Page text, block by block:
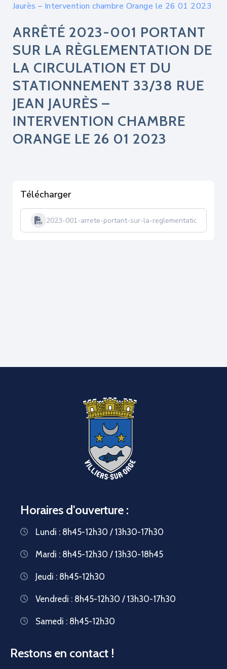
Jaurès – Intervention chambre Orange le 26 01 2023
ARRÊTÉ 2023-001 PORTANT
SUR LA RÈGLEMENTATION DE
LA CIRCULATION ET DU
STATIONNEMENT 33/38 RUE
JEAN JAURÈS –
INTERVENTION CHAMBRE
ORANGE LE 26 01 2023
Télécharger
2023-001-arrete-portant-sur-la-reglementation-de-
Horaires d'ouverture :
Lundi : 8h45-12h30 / 13h30-17h30
Mardi : 8h45-12h30 / 13h30-18h45
Jeudi : 8h45-12h30
Vendredi : 8h45-12h30 / 13h30-17h30
Samedi : 8h45-12h30
Restons en contact !